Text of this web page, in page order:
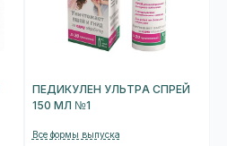
ПЕДИКУЛЕН УЛЬТРА СПРЕЙ
150 МЛ №1
Все формы выпуска